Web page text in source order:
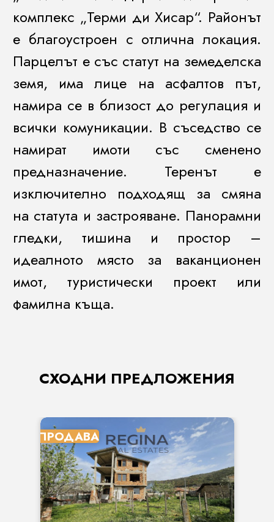
комплекс „Терми ди Хисар“. Районът
е благоустроен с отлична локация.
Парцелът е със статут на земеделска
земя, има лице на асфалтов път,
намира се в близост до регулация и
всички комуникации. В съседство се
намират имоти със сменено
предназначение. Теренът е
изключително подходящ за смяна
на статута и застрояване. Панорамни
гледки, тишина и простор –
идеалното място за ваканционен
имот, туристически проект или
фамилна къща.
СХОДНИ ПРЕДЛОЖЕНИЯ
ПРОДАВА